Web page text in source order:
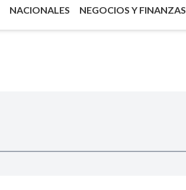
NACIONALES NEGOCIOS Y FINANZAS